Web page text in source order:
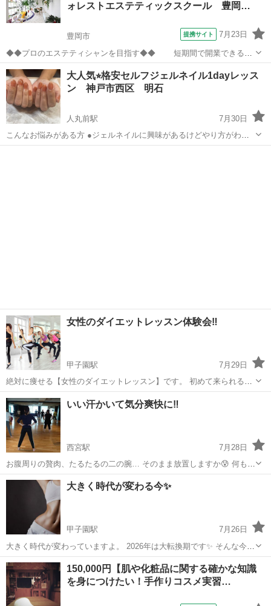
の女性が たくさんい...ォレストエステティックスクール 豊岡…
豊岡市 提携サイト 7月23日
◆◆プロのエステティシャンを目指す◆◆ 短期間で開業できる技
術を学べるコース 【カリキュラム】 フェイシャル基礎カリキュラ
ム＋カウンセリング・ボディケア理論・ ボ
ディマッサージ実技・フットケア...
兵庫 豊岡市 エステ
大人気⭐︎格安セルフジェルネイル1dayレッス
ン 神戸市西区 明石
人丸前駅
7月30日
こんなお悩みがある方 ●ジェルネイルに興味があるけどやり方がわか
らない。 ●趣味を見つけたい。 ●ネイルを習ってみたいけど時間と費
女性のダイエットレッスン体験会‼️
甲子園駅
7月29日
絶対に痩せる【女性のダイエットレッスン】です。 初めて来られる方
は盛りだくさんのメニューにびっくりされます😂 最初にオリジナルコ
アリズムで肩甲骨と骨盤を動かしお腹周りがスッキリ、そして太りに
くい体に👍 メニュー...
兵庫 西宮市 甲子園駅 その他 レッスン
いい汗かいて気分爽快に‼️
西宮駅
7月28日
お腹周りの贅肉、たるたるの二の腕… そのまま放置しますか😰 何もし
ないと筋肉量はどんどん減っていき 脂肪だらけのだらしない体になり
ます。 膝や腰、股関節の痛みにも繋がります。 今こそ運動を習慣にし
て脂肪を燃...
兵庫 西宮市 西宮駅 美容健康 レッスン
大きく時代が変わる今✨
甲子園駅
7月26日
大きく時代が変わっていますよ。 2026年は大転換期です✨ そんな今、
テレビなどのマスメディアを信じて生きることは❌ また、不平不満や
愚痴、人の悪口ばかり言うような外側ばかりに目を向けた生き方❌ 自
分の内側に...
兵庫 西宮市 甲子園駅 美容健康 レッスン
150,000円【肌や化粧品に関する確かな知識
を身につけたい！手作りコスメ実習…